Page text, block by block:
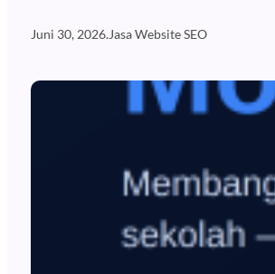
Juni 30, 2026.Jasa Website SEO